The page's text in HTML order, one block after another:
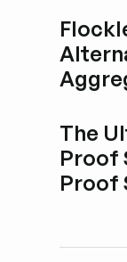
The
Proof
Proof